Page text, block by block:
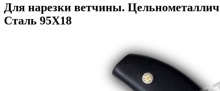
Для нарезки ветчины.
Сталь 95Х18